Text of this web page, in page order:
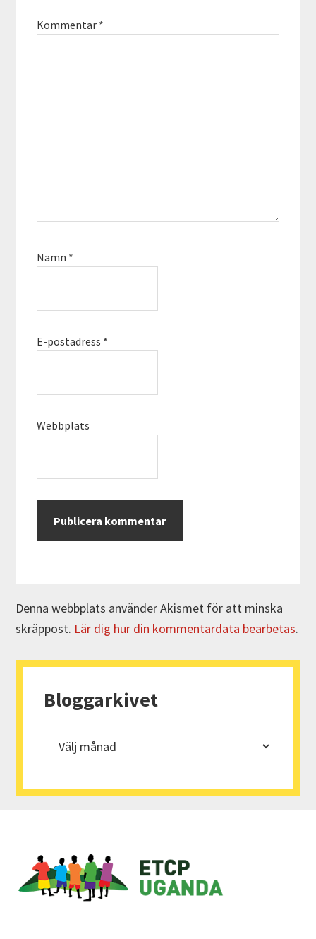
Kommentar *
Namn *
E-postadress *
Webbplats
Denna webbplats använder Akismet för att minska
skräppost. Lär dig hur din kommentardata bearbetas.
Primärt
sidofält
Bloggarkivet
Footer